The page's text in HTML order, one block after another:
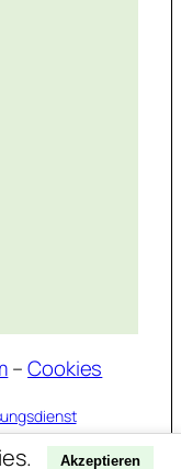
–Cookies
Akzeptieren